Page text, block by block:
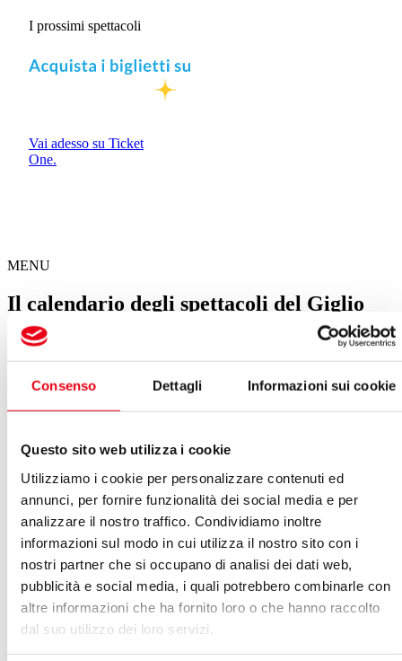
Consenso Dettagli Informazioni sui cookie
Questo sito web utilizza i cookie
Utilizziamo i cookie per personalizzare contenuti ed
annunci, per fornire funzionalità dei social media e per
analizzare il nostro traffico. Condividiamo inoltre
informazioni sul modo in cui utilizza il nostro sito con i
nostri partner che si occupano di analisi dei dati web,
pubblicità e social media, i quali potrebbero combinarle con
altre informazioni che ha fornito loro o che hanno raccolto
dal suo utilizzo dei loro servizi.
I prossimi spettacoli
Vai adesso su Ticket
One.
MENU
Il calendario degli spettacoli del Giglio
Spettacoli in questa settimana
Il Giglio sotto le stelle a Palazzo Pfanner
Agosto 2026
Vedi:
Calendario
MAR VEN
27
28 29 30 31 01
02
03
04 05 06 07 08
09
10
11 12 13 14 15
17
18 19 20 21 22
23